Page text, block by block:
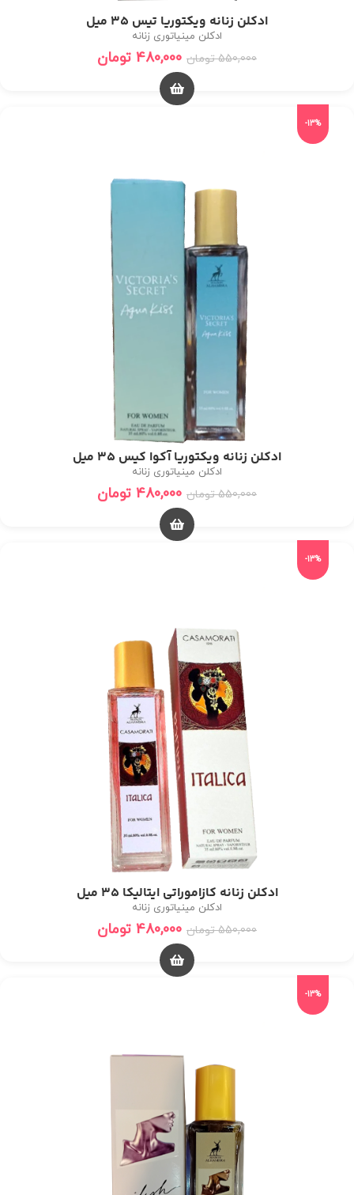
ادکلن زنانه ویکتوریا تیس 35 میل
ادکلن مینیاتوری زنانه
550,000 تومان 480,000 تومان
-13%
ادکلن زنانه ویکتوریا آکوا کیس 35 میل
ادکلن مینیاتوری زنانه
550,000 تومان 480,000 تومان
-13%
ادکلن زنانه کازاموراتی ایتالیکا 35 میل
ادکلن مینیاتوری زنانه
550,000 تومان 480,000 تومان
-13%